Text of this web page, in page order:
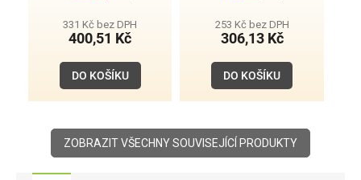
331 Kč bez DPH
400,51 Kč
DO KOŠÍKU
253 Kč bez DPH
306,13 Kč
DO KOŠÍKU
ZOBRAZIT VŠECHNY SOUVISEJÍCÍ PRODUKTY